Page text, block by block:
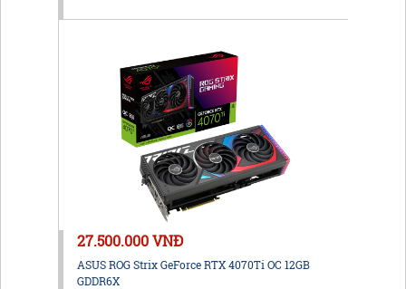
27.500.000 VNĐ
ASUS ROG Strix GeForce RTX 4070Ti OC 12GB
GDDR6X